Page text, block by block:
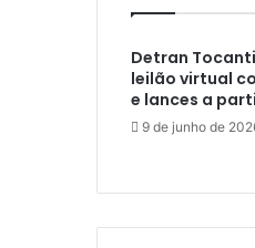
Detran
leilão virtual
e lances a
9 de junho de